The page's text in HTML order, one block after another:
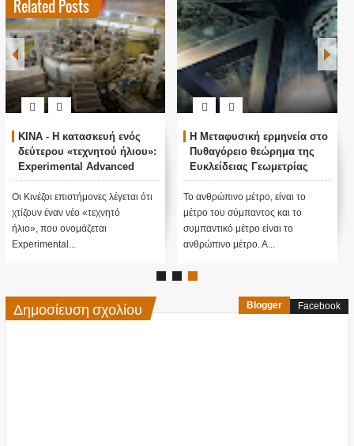
Related Posts
ΚΙΝΑ - Η κατασκευή ενός
δεύτερου «τεχνητού ήλιου»:
Experimental Advanced
Superconducting Tokamak
Οι Κινέζοι επιστήμονες λέγεται ότι
χτίζουν έναν νέο «τεχνητό
ήλιο», που ονομάζεται
Experimental...
Η Μεταφυσική ερμηνεία στο
Πυθαγόρειο θεώρημα της
Ευκλείδειας Γεωμετρίας
Το ανθρώπινο μέτρο, είναι το
μέτρο του σύμπαντος και το
συμπαντικό μέτρο είναι το
ανθρώπινο μέτρο. Α...
Δημοσίευση σχολίου Blogger Facebook